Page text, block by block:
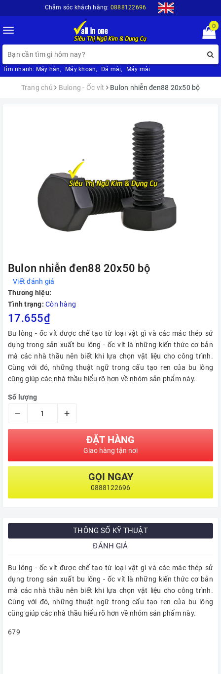
Chăm sóc khách hàng: 0888122696
Toggle
navigation
0
Tìm nhanh: Máy hàn, Máy khoan, Đá mài, Máy mài
Trang chủ Bulong - Ốc vít Bulon nhiễn đen88 20x50 bộ
Bulon nhiễn đen88 20x50 bộ
Viết đánh giá
Thương hiệu:
Tình trạng: Còn hàng
17.655₫
Bu lông - ốc vít được chế tạo từ loại vật gì và các mác thép sử
dụng trong sản xuất bu lông - ốc vít là những kiến thức cơ bản
mà các nhà thầu nên biết khi lựa chọn vật liệu cho công trình.
Cùng với đó, những thuật ngữ trong cấu tạo ren của bu lông
cũng giúp các nhà thầu hiểu rõ hơn về nhóm sản phẩm này.
Số lượng
– +
ĐẶT HÀNG
Giao hàng tận nơi
GỌI NGAY
0888122696
THÔNG SỐ KỸ THUẬT
ĐÁNH GIÁ
Bu lông - ốc vít được chế tạo từ loại vật gì và các mác thép sử
dụng trong sản xuất bu lông - ốc vít là những kiến thức cơ bản
mà các nhà thầu nên biết khi lựa chọn vật liệu cho công trình.
Cùng với đó, những thuật ngữ trong cấu tạo ren của bu lông
cũng giúp các nhà thầu hiểu rõ hơn về nhóm sản phẩm này.
679